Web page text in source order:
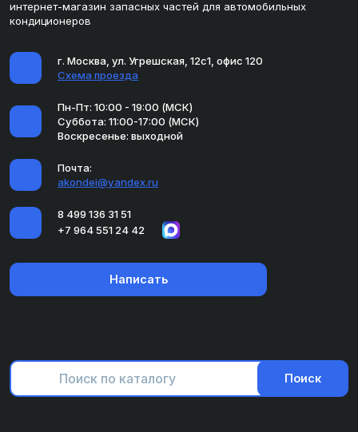
интернет-магазин запасных частей для автомобильных
кондиционеров
г. Москва, ул. Угрешская, 12с1, офис 120
Схема проезда
Пн-Пт: 10:00 - 19:00 (МСК)
Суббота: 11:00-17:00 (МСК)
Воскресенье: выходной
Почта:
akondei@yandex.ru
8 499 136 31 51
+7 964 551 24 42
Написать
Поиск